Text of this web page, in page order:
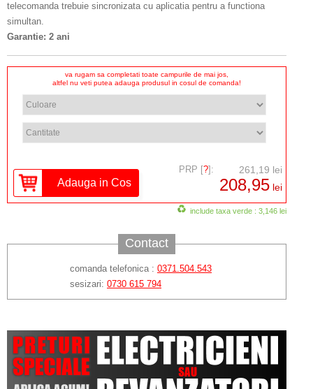
telecomanda trebuie sincronizata cu aplicatia pentru a functiona
simultan.
Garantie: 2 ani
va rugam sa completati toate campurile de mai jos,
altfel nu veti putea adauga produsul in cosul de comanda!
PRP [?]: 261,19 lei
208,95 lei
include taxa verde : 3,146 lei
Contact
comanda telefonica : 0371.504.543
sesizari: 0730 615 794